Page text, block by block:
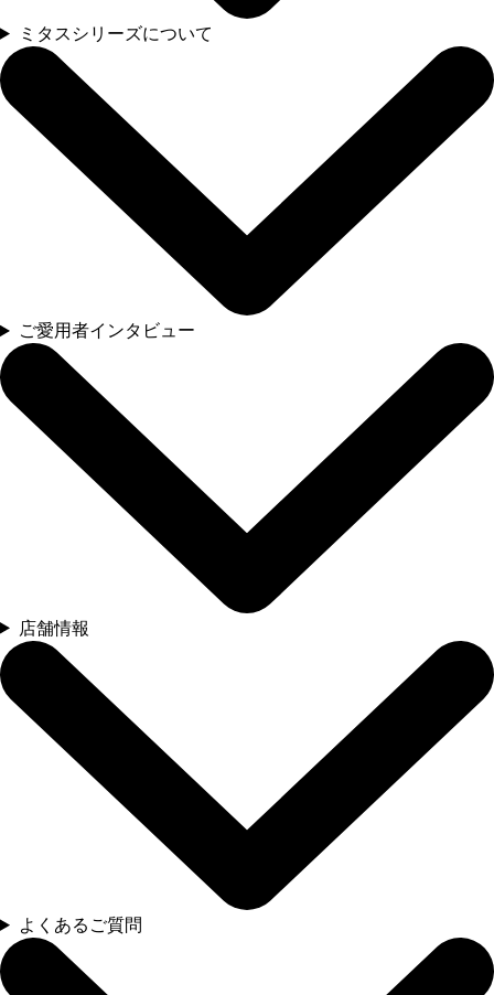
ミタスシリーズについて
ご愛用者インタビュー
店舗情報
よくあるご質問